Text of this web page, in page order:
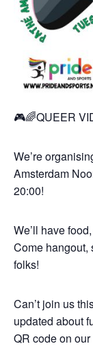
🎮🌈QUEER
We’re
Amsterdam
20:00!
We’ll have
Come hangout,
folks!
Can’t join us
updated about
QR code on